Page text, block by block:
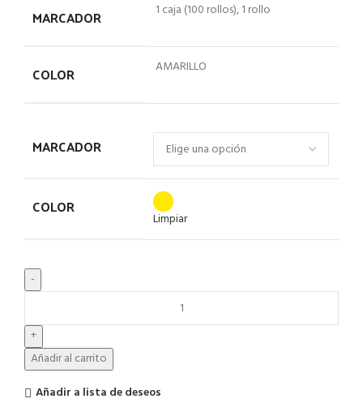
MARCADOR 1 caja (100 rollos), 1 rollo
COLOR AMARILLO
MARCADOR
COLOR
Limpiar
Añadir al carrito
Añadir a lista de deseos